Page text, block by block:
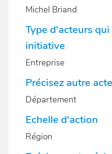
Michel Briand
Type d'acteurs
initiative
Entreprise
Précisez autre
Département
Echelle d'action
Région